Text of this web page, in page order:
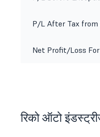
P/L After Tax from
Net Profit/Loss
रिको ऑटो